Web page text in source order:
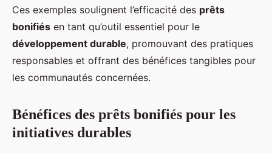
Ces exemples soulignent l’efficacité des prêts
bonifiés en tant qu’outil essentiel pour le
développement durable, promouvant des pratiques
responsables et offrant des bénéfices tangibles pour
les communautés concernées.
Bénéfices des prêts bonifiés pour les
initiatives durables